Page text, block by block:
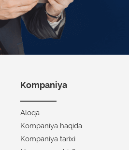
Kompaniya
Aloqa
Kompaniya haqida
Kompaniya tarixi